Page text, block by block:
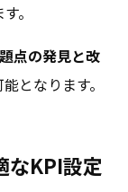
。
点の発見と改
となります。
なKPI設定